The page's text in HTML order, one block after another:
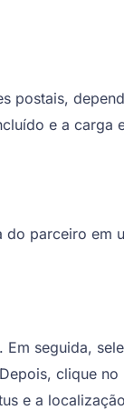
postais,
e a carga
do parceiro em
seguida,
clique no
e a